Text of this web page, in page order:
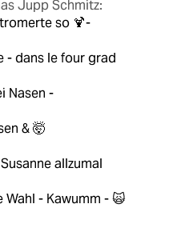
Jupp Schmitz:
so 🍹-
- dans le four grad
Nasen -
& 🤯
allzumal
Wahl - Kawumm - 🙀